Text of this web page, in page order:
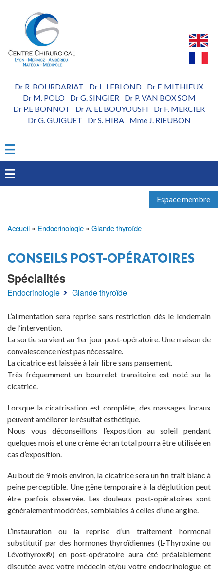
Dr R. BOURDARIAT Dr L. LEBLOND
Dr F. MITHIEUX
Dr M. POLO- Dr G. SINGIER- Dr P. VAN BOX SOM
Dr P.E BONNOT
Dr A. EL BOUYOUSFI
Dr F. MERCIER
Dr G. GUIGUET
Dr S. HIBA- Mme J. RIEUBON
Espace membre
d'Ariane
Accueil Endocrinologie Glande thyroïde
CONSEILS POST-OPÉRATOIRES
Spécialités
Endocrinologie Glande thyroïde
L’alimentation sera reprise sans restriction dès le lendemain
de l’intervention.
La sortie survient au 1er jour post-opératoire. Une maison de
convalescence n’est pas nécessaire.
La cicatrice est laissée à l’air libre sans pansement.
Très fréquemment un bourrelet transitoire est noté sur la
cicatrice.
Lorsque la cicatrisation est complète, des massages locaux
peuvent améliorer le résultat esthétique.
Nous vous déconseillons l’exposition au soleil pendant
quelques mois et une crème écran total pourra être utilisée en
cas d’exposition.
Au bout de 9 mois environ, la cicatrice sera un fin trait blanc à
peine perceptible. Une gêne temporaire à la déglutition peut
être parfois observée. Les douleurs post-opératoires sont
généralement modérées, semblables à celles d’une angine.
L’instauration ou la reprise d’un traitement hormonal
substitutif par des hormones thyroïdiennes (L-Thyroxine ou
Lévothyrox®) en post-opératoire aura été préalablement
discutée avec votre médecin et/ou votre endocrinologue et